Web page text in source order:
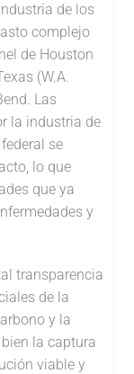
de los
complejo
de Houston
(W.A.
Las
la industria de
se
lo que
que ya
y
transparencia
de la
y la
la captura
viable y